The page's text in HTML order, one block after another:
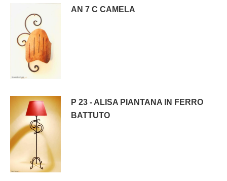
AN 7 C CAMELA
P 23 - ALISA PIANTANA IN FERRO
BATTUTO